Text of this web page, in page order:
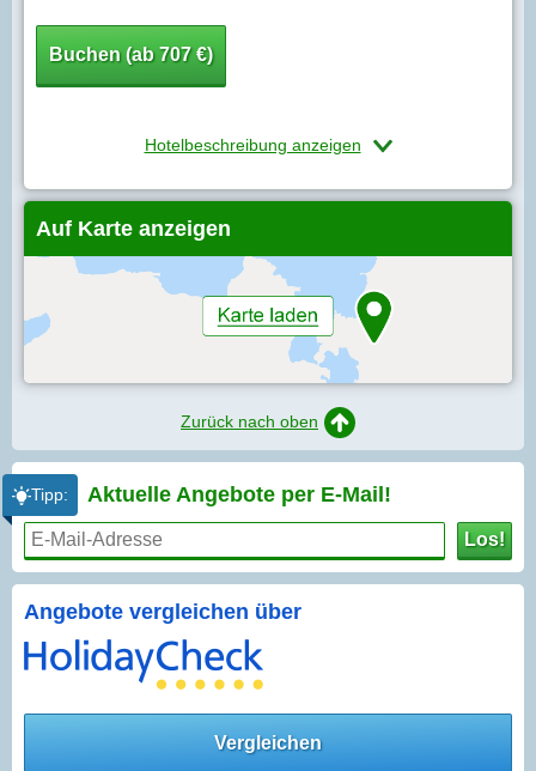
Buchen (ab 707 €)
Hotelbeschreibung anzeigen
Auf Karte anzeigen
Zurück nach oben
Tipp: Aktuelle Angebote per E-Mail!
Los!
Angebote vergleichen über
Vergleichen